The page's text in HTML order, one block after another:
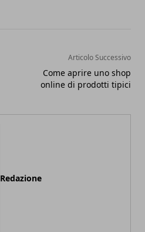
Articolo Successivo
Come aprire uno shop
online di prodotti tipici
Redazione